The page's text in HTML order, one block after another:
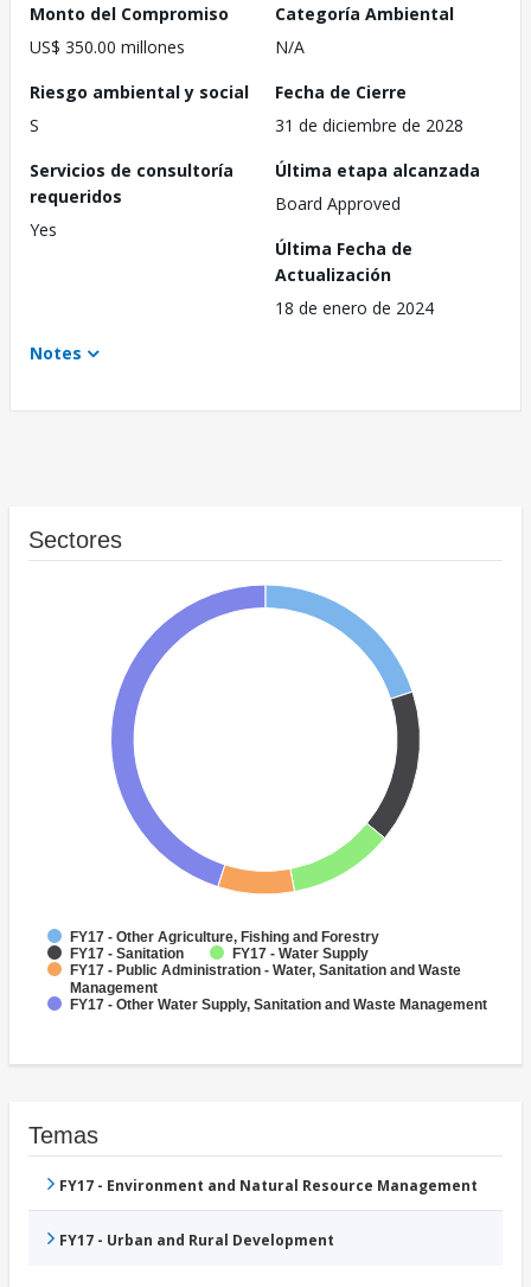
Monto del Compromiso
US$ 350.00 millones
Categoría Ambiental
N/A
Riesgo ambiental y social
S
Fecha de Cierre
31 de diciembre de 2028
Servicios de consultoría
requeridos
Yes
Última etapa alcanzada
Board Approved
Última Fecha de
Actualización
18 de enero de 2024
Notes
Sectores
FY17 - Other Agriculture, Fishing and Forestry
FY17 - Sanitation
FY17 - Water Supply
FY17 - Public Administration - Water, Sanitation and Waste
Management
FY17 - Other Water Supply, Sanitation and Waste Management
Temas
FY17 - Environment and Natural Resource Management
FY17 - Urban and Rural Development